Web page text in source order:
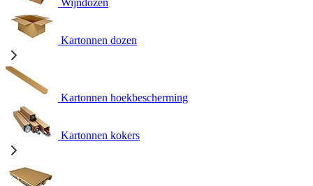
Wijndozen
Kartonnen dozen
Kartonnen hoekbescherming
Kartonnen kokers